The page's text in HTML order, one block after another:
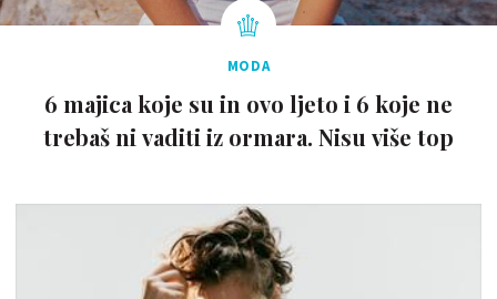
MODA
6 majica koje su in ovo ljeto i 6 koje ne
trebaš ni vaditi iz ormara. Nisu više top